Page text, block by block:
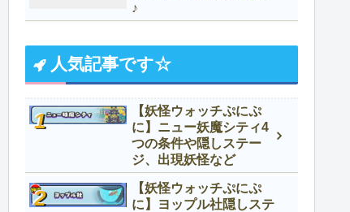
♪
人気記事です☆
【妖怪ウォッチぷにぷ
に】ニュー妖魔シティ4
つの条件や隠しステー
ジ、出現妖怪など
【妖怪ウォッチぷにぷ
に】ヨップル社隠しステ